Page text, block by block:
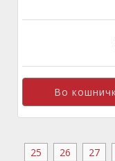
25 26 27